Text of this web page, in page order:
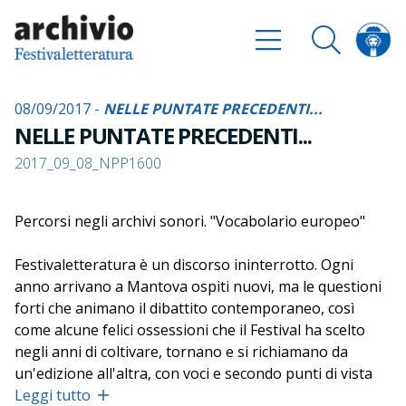
08/09/2017 - NELLE PUNTATE PRECEDENTI...
NELLE PUNTATE PRECEDENTI...
2017_09_08_NPP1600
Percorsi negli archivi sonori. "Vocabolario europeo"
Festivaletteratura è un discorso ininterrotto. Ogni
anno arrivano a Mantova ospiti nuovi, ma le questioni
forti che animano il dibattito contemporaneo, così
come alcune felici ossessioni che il Festival ha scelto
negli anni di coltivare, tornano e si richiamano da
un'edizione all'altra, con voci e secondo punti di vista
differenti. Per riannodare i fili del discorso, capire da
Leggi tutto